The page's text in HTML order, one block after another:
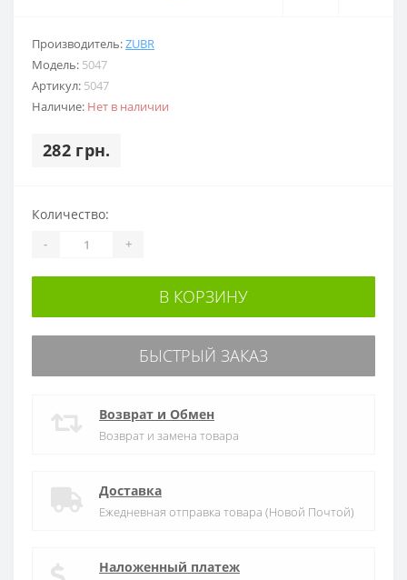
Производитель:ZUBR
Модель: 5047
Артикул: 5047
Наличие: Нет в наличии
282 грн.
Количество:
- +
В КОРЗИНУ
БЫСТРЫЙ ЗАКАЗ
Возврат и Обмен
Возврат и замена товара
Доставка
Ежедневная отправка товара (Новой Почтой)
Наложенный платеж